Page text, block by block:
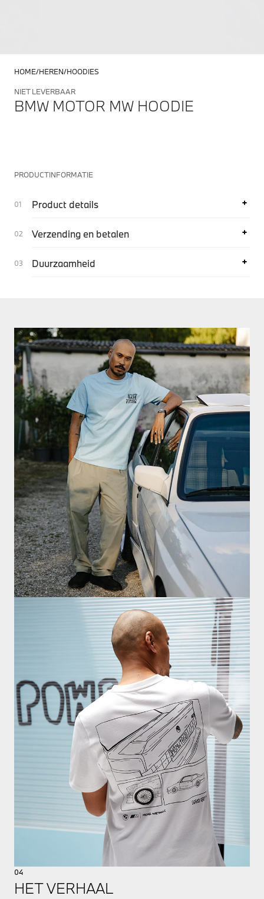
HOME HEREN HOODIES
NIET LEVERBAAR
BMW MOTOR MW HOODIE
PRODUCTINFORMATIE
Product details
Verzending en betalen
Duurzaamheid
04
HET VERHAAL